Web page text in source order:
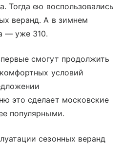
Тогда ею воспользовались
веранд. А в зимнем
— уже 310.
смогут продолжить
условий
это сделает московские
популярными.
сезонных веранд